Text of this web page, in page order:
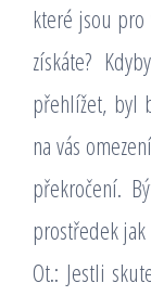
které jsou pro
získáte?
přehlížet, byl
na vás
překročení.
prostředek
Ot.: Jestli